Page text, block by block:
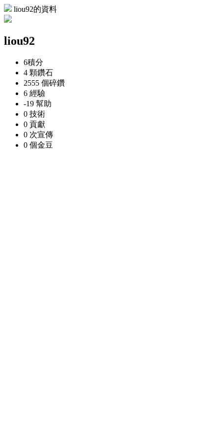
liou92的資料
liou92
6積分
4 顆鑽石
2555 個碎鑽
6 經驗
-19 幫助
0 技術
0 貢獻
0 次宣傳
0 個金豆